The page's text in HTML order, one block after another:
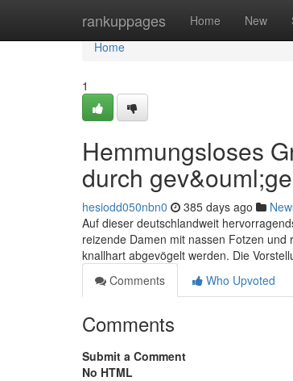
rankuppages Home New
Home
Home
1
Hemmungsloses
durch
hesiodd050nbn0 385 days ago
Auf dieser deutschlandweit
reizende Damen mit nassen Fotzen
knallhart abgevögelt werden. Die
Comments
Who Upvoted
Comments
Submit a Comment
No HTML